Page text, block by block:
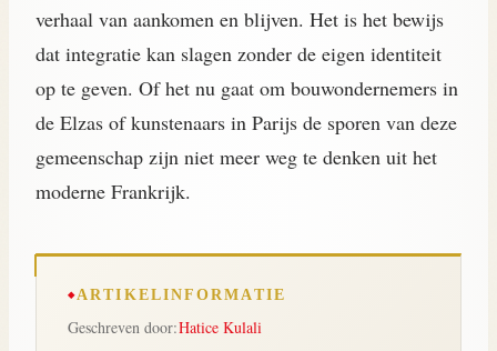
verhaal van aankomen en blijven. Het is het bewijs
dat integratie kan slagen zonder de eigen identiteit
op te geven. Of het nu gaat om bouwondernemers in
de Elzas of kunstenaars in Parijs de sporen van deze
gemeenschap zijn niet meer weg te denken uit het
moderne Frankrijk.
ARTIKELINFORMATIE
Geschreven door:Hatice Kulali